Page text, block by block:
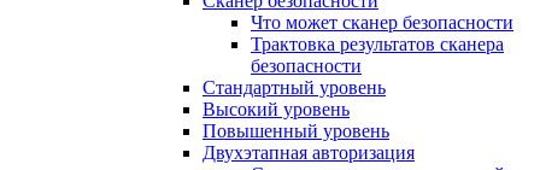
Что может сканер безопасности
Трактовка результатов сканера
безопасности
Стандартный уровень
Высокий уровень
Повышенный уровень
Двухэтапная авторизация